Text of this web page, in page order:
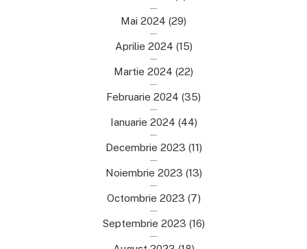
Mai 2024 (29)
Aprilie 2024 (15)
Martie 2024 (22)
Februarie 2024 (35)
Ianuarie 2024 (44)
Decembrie 2023 (11)
Noiembrie 2023 (13)
Octombrie 2023 (7)
Septembrie 2023 (16)